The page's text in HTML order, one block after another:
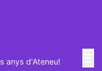
anys d'Ateneu!